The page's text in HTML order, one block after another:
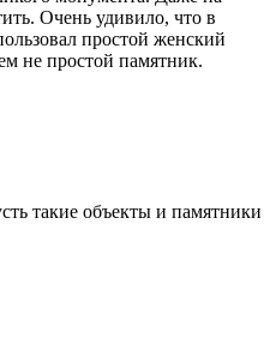
Очень удивило, что в
простой женский
не простой памятник.
такие объекты и памятники